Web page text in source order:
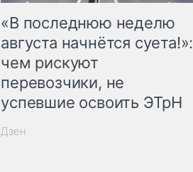
«В последнюю неделю
августа начнётся суета!»:
чем рискуют
перевозчики, не
успевшие освоить ЭТрН
Дзен